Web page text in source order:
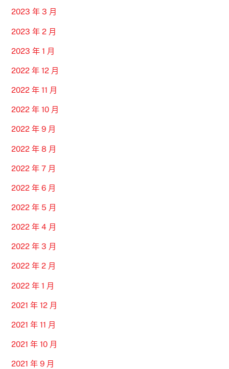
2023 年 3 月
2023 年 2 月
2023 年 1 月
2022 年 12 月
2022 年 11 月
2022 年 10 月
2022 年 9 月
2022 年 8 月
2022 年 7 月
2022 年 6 月
2022 年 5 月
2022 年 4 月
2022 年 3 月
2022 年 2 月
2022 年 1 月
2021 年 12 月
2021 年 11 月
2021 年 10 月
2021 年 9 月